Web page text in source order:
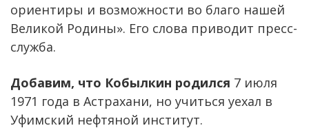
ориентиры и возможности во благо нашей
Великой Родины». Его слова приводит пресс-
служба.
Добавим, что Кобылкин родился 7 июля
1971 года в Астрахани, но учиться уехал в
Уфимский нефтяной институт.